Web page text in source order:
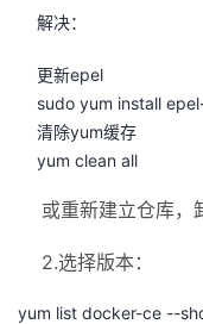
解决：
更新epel
sudo yum install
清除yum缓存
yum clean all
或重新建立仓库，
2.选择版本：
yum list docker-ce --